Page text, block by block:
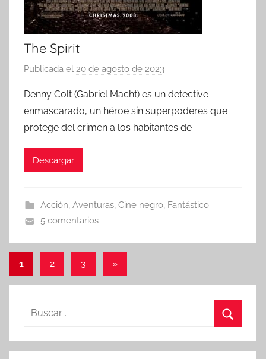
The Spirit
Publicada el 20 de agosto de 2023
r
Denny Colt (Gabriel Macht) es un detective
enmascarado, un héroe sin superpoderes que
protege del crimen a los habitantes de
Descargar
Acción, Aventuras, Cine negro, Fantástico
5 comentarios
Paginación
entradas
1 2 3
Entradas
»
s
u